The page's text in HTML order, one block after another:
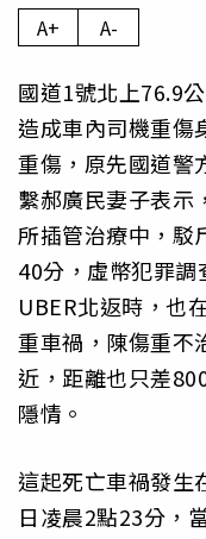
A+ A-
國道1號北上76.9
造成車內司機重傷
重傷，原先國道警
繫郝廣民妻子表示
所插管治療中，駁
40分，虛幣犯罪
UBER北返時，也
重車禍，陳傷重不
近，距離也只差
隱情。
這起死亡車禍發生
日凌晨2點23分，